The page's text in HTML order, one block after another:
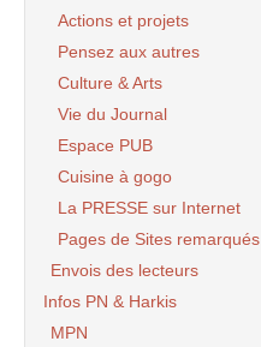
Actions et projets
Pensez aux autres
Culture & Arts
Vie du Journal
Espace PUB
Cuisine à gogo
La PRESSE sur Internet
Pages de Sites remarqués
Envois des lecteurs
Infos PN & Harkis
MPN